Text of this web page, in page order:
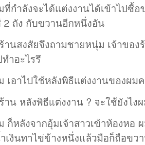
กำลังจะได้แต่งงานได้เข้าไปซื้อ
2 ถัง กับขวานอีกหนึ่งอัน
านสงสัยจึงถามชายหนุ่ม เจ้าขอ
ำอะไรรึ
เอาไปใช้หลังพิธีแต่งงานของผม
าน หลังพิธีแต่งงาน ? จะใช้ยังไง
ก็หลังจากอุ้มเจ้าสาวเข้าห้องหอ
เงินทาไข่ข้างหนึ่งแล้วมือก็ถือขว